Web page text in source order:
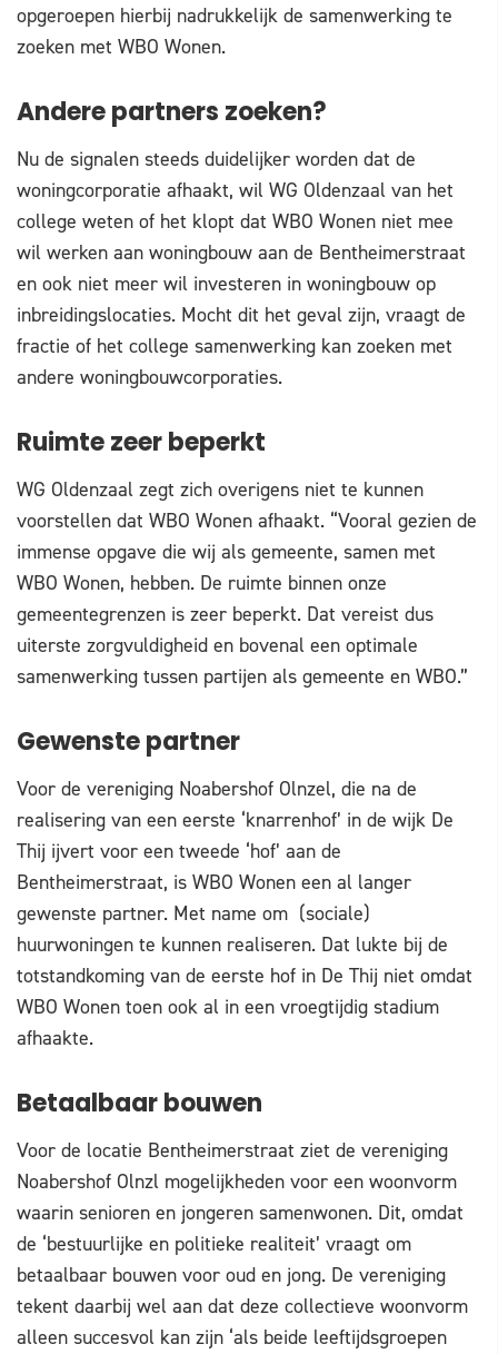
opgeroepen hierbij nadrukkelijk de samenwerking te
zoeken met WBO Wonen.
Andere partners zoeken?
Nu de signalen steeds duidelijker worden dat de
woningcorporatie afhaakt, wil WG Oldenzaal van het
college weten of het klopt dat WBO Wonen niet mee
wil werken aan woningbouw aan de Bentheimerstraat
en ook niet meer wil investeren in woningbouw op
inbreidingslocaties. Mocht dit het geval zijn, vraagt de
fractie of het college samenwerking kan zoeken met
andere woningbouwcorporaties.
Ruimte zeer beperkt
WG Oldenzaal zegt zich overigens niet te kunnen
voorstellen dat WBO Wonen afhaakt. “Vooral gezien de
immense opgave die wij als gemeente, samen met
WBO Wonen, hebben. De ruimte binnen onze
gemeentegrenzen is zeer beperkt. Dat vereist dus
uiterste zorgvuldigheid en bovenal een optimale
samenwerking tussen partijen als gemeente en WBO.”
Gewenste partner
Voor de vereniging Noabershof Olnzel, die na de
realisering van een eerste ‘knarrenhof’ in de wijk De
Thij ijvert voor een tweede ‘hof’ aan de
Bentheimerstraat, is WBO Wonen een al langer
gewenste partner. Met name om (sociale)
huurwoningen te kunnen realiseren. Dat lukte bij de
totstandkoming van de eerste hof in De Thij niet omdat
WBO Wonen toen ook al in een vroegtijdig stadium
afhaakte.
Betaalbaar bouwen
Voor de locatie Bentheimerstraat ziet de vereniging
Noabershof Olnzl mogelijkheden voor een woonvorm
waarin senioren en jongeren samenwonen. Dit, omdat
de ‘bestuurlijke en politieke realiteit’ vraagt om
betaalbaar bouwen voor oud en jong. De vereniging
tekent daarbij wel aan dat deze collectieve woonvorm
alleen succesvol kan zijn ‘als beide leeftijdsgroepen